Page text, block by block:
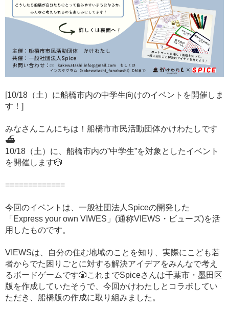
[10/18（土）に船橋市内の中学生向けのイベントを開催しま
す！]
みなさんこんにちは！船橋市市民活動団体かけわたしです
⛴
10/18（土）に、船橋市内の”中学生”を対象としたイベント
を開催します🎲
=============
今回のイベントは、一般社団法人Spiceの開発した
「Express your own VIWES」(通称VIEWS・ビューズ)を活
用したものです。
VIEWSは、自分の住む地域のことを知り、実際にこども若
者からでた困りごとに対する解決アイデアをみんなで考え
るボードゲームです🎲これまでSpiceさんは千葉市・墨田区
版を作成していたそうで、今回かけわたしとコラボしてい
ただき、船橋版の作成に取り組みました。